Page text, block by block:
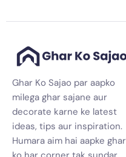
Ghar Ko Sajao par aapko
milega ghar sajane aur
decorate karne ke latest
ideas, tips aur inspiration.
Humara aim hai aapke ghar